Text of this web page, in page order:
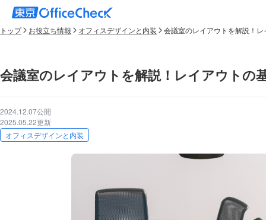
トップ お役立ち情報 オフィスデザインと内装 会議室のレイアウトを解説！
会議室のレイアウトを解説！レイアウトの
2024.12.07公開
2025.05.22更新
オフィスデザインと内装